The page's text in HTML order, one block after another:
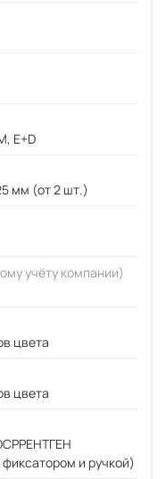
E+D
мм (от 2 шт.)
учёту компании)
цвета
цвета
и ручкой)